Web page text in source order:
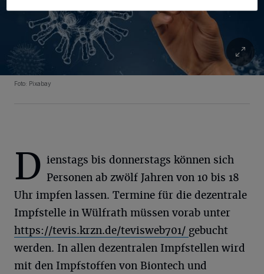
Foto: Pixabay
D ienstags bis donnerstags können sich
Personen ab zwölf Jahren von 10 bis 18
Uhr impfen lassen. Termine für die dezentrale
Impfstelle in Wülfrath müssen vorab unter
https://tevis.krzn.de/tevisweb701/ gebucht
werden. In allen dezentralen Impfstellen wird
mit den Impfstoffen von Biontech und